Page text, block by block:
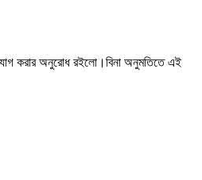
করার অনুরোধ রইলো।বিনা অনুমতিতে এই